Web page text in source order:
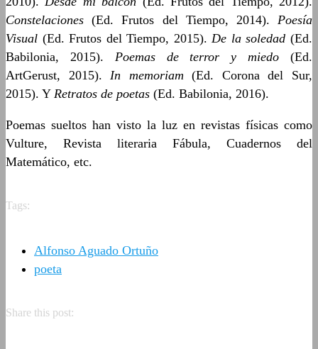
Constelaciones (Ed. Frutos del Tiempo, 2014). Poesía
Visual (Ed. Frutos del Tiempo, 2015).De la soledad (Ed.
Babilonia, 2015). Poemas de terror y miedo (Ed.
ArtGerust, 2015).In memoriam (Ed. Corona del Sur,
2015). Y Retratos de poetas (Ed. Babilonia, 2016).
Poemas sueltos han visto la luz en revistas físicas como
Vulture, Revista literaria Fábula, Cuadernos del
Matemático, etc.
Tags:
Alfonso Aguado Ortuño
poeta
Share this post: